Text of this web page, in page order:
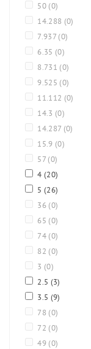
50 (0)
14.288 (0)
7.937 (0)
6.35 (0)
8.731 (0)
9.525 (0)
11.112 (0)
14.3 (0)
14.287 (0)
15.9 (0)
57 (0)
4 (20)
5 (26)
36 (0)
65 (0)
74 (0)
82 (0)
3 (0)
2.5 (3)
3.5 (9)
78 (0)
72 (0)
49 (0)